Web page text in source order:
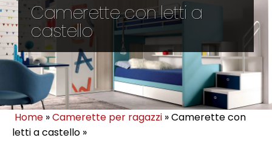
Camerette con letti a
castello
Home »Camerette per ragazzi »Camerette con
letti a castello »